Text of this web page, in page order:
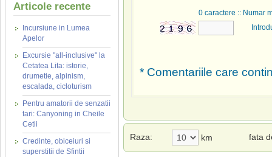
Articole recente
Incursiune in Lumea
Apelor
Excursie "all-inclusive" la
Cetatea Lita: istorie,
drumetie, alpinism,
escalada, cicloturism
Pentru amatorii de senzatii
tari: Canyoning in Cheile
Cetii
Credinte, obiceiuri si
superstitii de Sfintii
0 caractere :: Numar
* Comentariile care
Raza: km fata